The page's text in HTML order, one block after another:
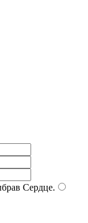
Сердце.